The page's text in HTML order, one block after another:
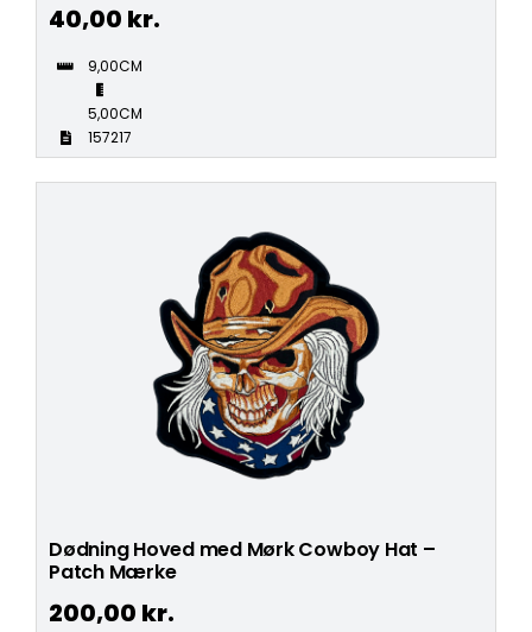
40,00 kr.
9,00CM
5,00CM
157217
Dødning Hoved med Mørk Cowboy Hat –
Patch Mærke
200,00 kr.